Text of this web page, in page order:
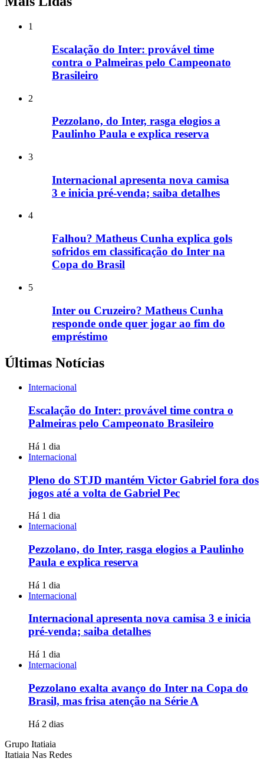
1
Escalação do Inter: provável time
contra o Palmeiras pelo Campeonato
Brasileiro
2
Pezzolano, do Inter, rasga elogios a
Paulinho Paula e explica reserva
3
Internacional apresenta nova camisa
3 e inicia pré-venda; saiba detalhes
4
Falhou? Matheus Cunha explica gols
sofridos em classificação do Inter na
Copa do Brasil
5
Inter ou Cruzeiro? Matheus Cunha
responde onde quer jogar ao fim do
empréstimo
Últimas Notícias
Internacional
Escalação do Inter: provável time contra o
Palmeiras pelo Campeonato Brasileiro
Há 1 dia
Internacional
Pleno do STJD mantém Victor Gabriel fora dos
jogos até a volta de Gabriel Pec
Há 1 dia
Internacional
Pezzolano, do Inter, rasga elogios a Paulinho
Paula e explica reserva
Há 1 dia
Internacional
Internacional apresenta nova camisa 3 e inicia
pré-venda; saiba detalhes
Há 1 dia
Internacional
Pezzolano exalta avanço do Inter na Copa do
Brasil, mas frisa atenção na Série A
Há 2 dias
Grupo Itatiaia
Itatiaia Nas Redes